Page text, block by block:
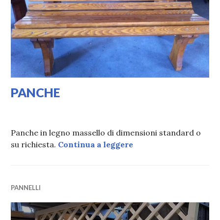
PANCHE
Panche in legno massello di dimensioni standard o
su richiesta. Continua a leggerePANCHE
PANNELLI